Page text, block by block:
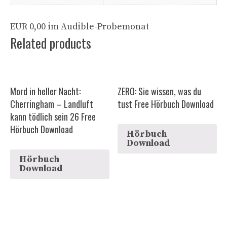
EUR 0,00 im Audible-Probemonat
Related products
Mord in heller Nacht:
Cherringham – Landluft
kann tödlich sein 26 Free
Hörbuch Download
Hörbuch
Download
ZERO: Sie wissen, was du
tust Free Hörbuch Download
Hörbuch
Download